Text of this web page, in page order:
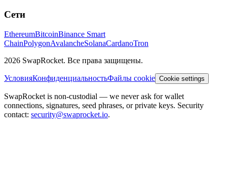
Сети
EthereumBitcoinBinance Smart
ChainPolygonAvalancheSolanaCardanoTron
2026 SwapRocket. Все права защищены.
УсловияКонфиденциальностьФайлы cookie Cookie settings
SwapRocket is non-custodial — we never ask for wallet
connections, signatures, seed phrases, or private keys. Security
contact: security@swaprocket.io.